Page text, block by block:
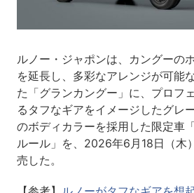
ルノー・ジャポンは、カングーの
を延長し、多彩なアレンジが可能
た「グランカングー」に、プロフ
るタフなギアをイメージしたグレ
のボディカラーを採用した限定車
ルール」を、2026年6月18日（木
売した。